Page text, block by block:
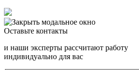
Оставьте контакты
и наши эксперты рассчитают работу
индивидуально для вас